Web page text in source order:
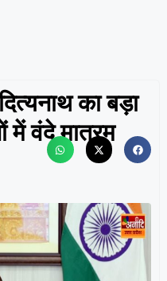
का बड़ा
में वंदे मातरम